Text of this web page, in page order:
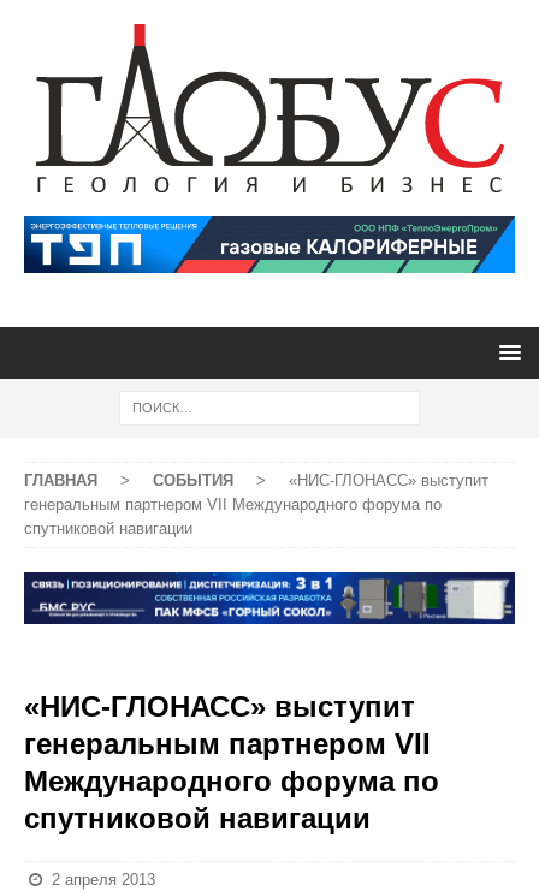
ГЛАВНАЯ > СОБЫТИЯ >
«НИС-ГЛОНАСС» выступит
генеральным партнером VII Международного форума по
спутниковой навигации
«НИС-ГЛОНАСС» выступит
генеральным партнером VII
Международного форума по
спутниковой навигации
2 апреля 2013